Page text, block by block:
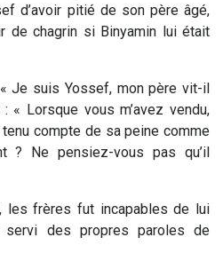
d’avoir pitié de son père âgé,
de chagrin si Binyamin lui était
Je suis Yossef, mon père vit-il
« Lorsque vous m’avez vendu,
compte de sa peine comme
? Ne pensiez-vous pas qu’il
les frères fut incapables de lui
servi des propres paroles de